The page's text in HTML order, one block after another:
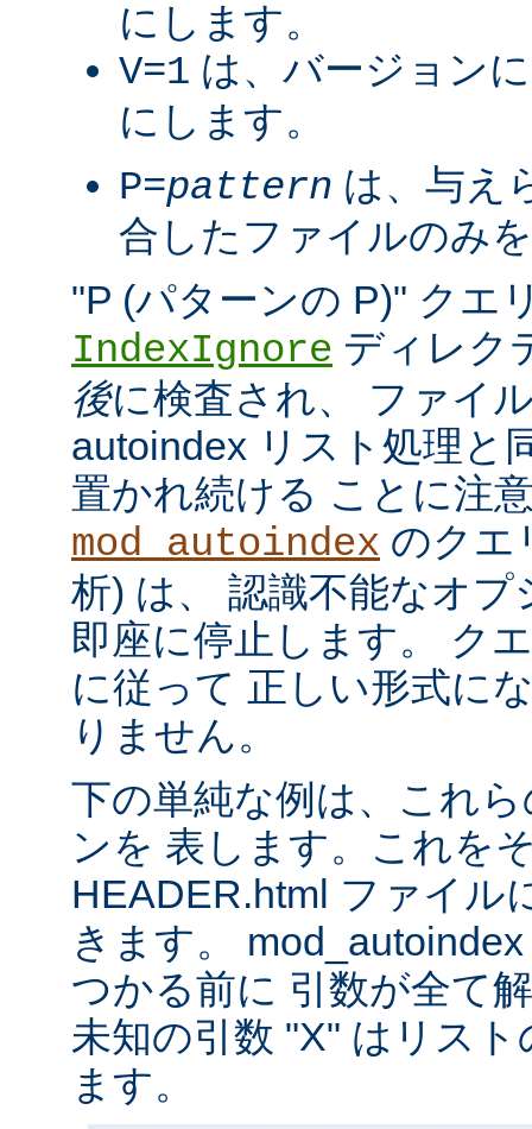
にします。
V=1 は、バージョン
にします。
P=pattern は、与え
合したファイルのみ
"P (パターンの P)" クエ
IndexIgnore ディレク
後に検査され、 ファイ
autoindex リスト処理と
置かれ続ける ことに注
mod_autoindex のクエ
析) は、 認識不能なオ
即座に停止します。 ク
に従って 正しい形式に
りません。
下の単純な例は、これ
ンを 表します。これを
HEADER.html ファイル
きます。
つかる前に 引数が全て
未知の引数 "X" はリス
ます。